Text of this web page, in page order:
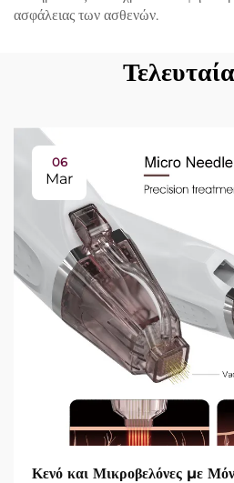
ασφάλειας των ασθενών.
06
Mar
Κενό και Μικροβελόνες με